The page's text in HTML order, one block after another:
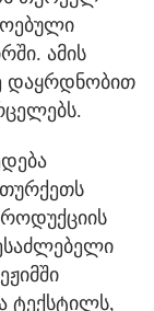
ამის
დაყრდნობით
ტექსტილს,